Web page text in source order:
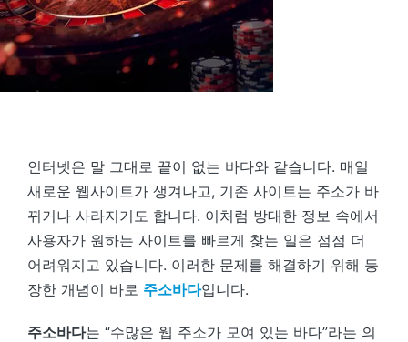
인터넷은 말 그대로 끝이 없는 바다와 같습니다. 매일
새로운 웹사이트가 생겨나고, 기존 사이트는 주소가 바
뀌거나 사라지기도 합니다. 이처럼 방대한 정보 속에서
사용자가 원하는 사이트를 빠르게 찾는 일은 점점 더
어려워지고 있습니다. 이러한 문제를 해결하기 위해 등
장한 개념이 바로 주소바다입니다.
주소바다는 “수많은 웹 주소가 모여 있는 바다”라는 의